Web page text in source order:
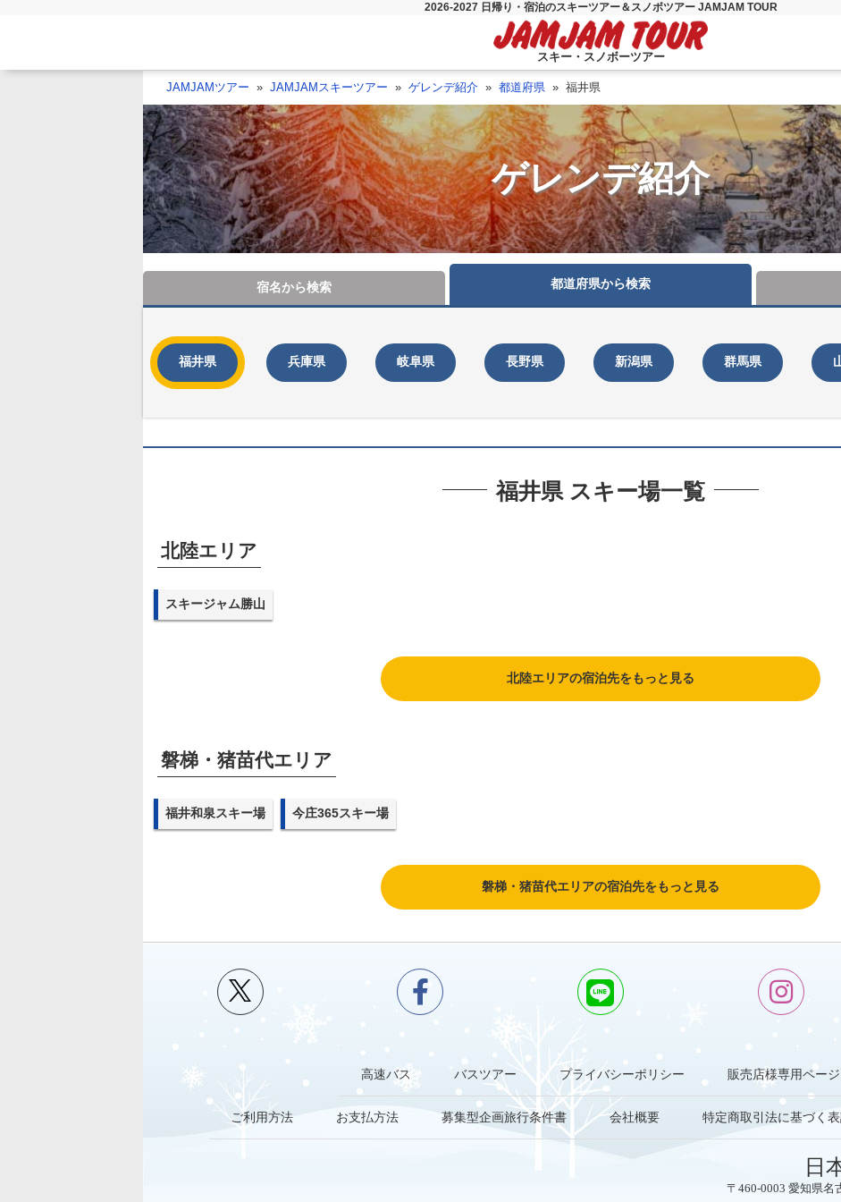
2026-2027 日帰り・宿泊のスキーツアー＆スノボツアー JAMJAM TOUR
スキー・スノボーツアー
JAMJAMツアー JAMJAMスキーツアー ゲレンデ紹介 都道府県 福井県
ゲレンデ紹介
宿名から検索 都道府県から検索
福井県 兵庫県 岐阜県 長野県 新潟県 群馬県
福井県 スキー場一覧
北陸エリア
スキージャム勝山
北陸エリアの宿泊先をもっと見る
磐梯・猪苗代エリア
福井和泉スキー場 今庄365スキー場
磐梯・猪苗代エリアの宿泊先をもっと見る
高速バス バスツアー プライバシーポリシー 販売店様専用ページ
ご利用方法 お支払方法 募集型企画旅行条件書 会社概要 特定商取引法に基づく
日
〒460-0003 愛知県名